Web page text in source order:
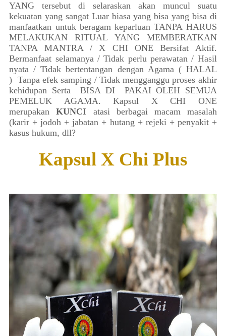
YANG tersebut di selaraskan akan muncul suatu
kekuatan yang sangat Luar biasa yang bisa yang bisa di
manfaatkan untuk beragam keparluan TANPA HARUS
MELAKUKAN RITUAL YANG MEMBERATKAN
TANPA MANTRA / X CHI ONE Bersifat Aktif.
Bermanfaat selamanya / Tidak perlu perawatan / Hasil
nyata / Tidak bertentangan dengan Agama ( HALAL
) Tanpa efek samping / Tidak mengganggu proses akhir
kehidupan Serta BISA DI PAKAI OLEH SEMUA
PEMELUK AGAMA. Kapsul X CHI ONE
merupakanKUNCI atasi berbagai macam masalah
(karir + jodoh + jabatan + hutang + rejeki + penyakit +
kasus hukum, dll?
Kapsul X Chi Plus